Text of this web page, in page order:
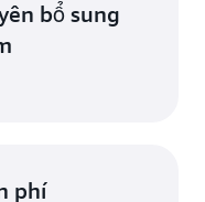
bổ sung
phí